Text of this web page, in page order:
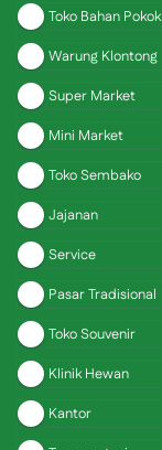
Toko Bahan Pokok
Warung Klontong
Super Market
Mini Market
Toko Sembako
Jajanan
Service
Pasar Tradisional
Toko Souvenir
Klinik Hewan
Kantor